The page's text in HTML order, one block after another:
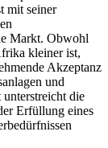
mit seiner
Markt. Obwohl
kleiner ist,
Akzeptanz
und
die
Erfüllung eines